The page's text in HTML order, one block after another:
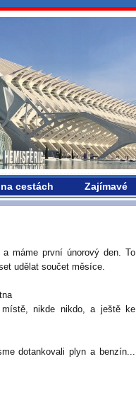
cestách Zajímavé
máme první únorový den. To
udělat součet měsíce.
nikde nikdo, a ještě ke
dotankovali plyn a benzín...